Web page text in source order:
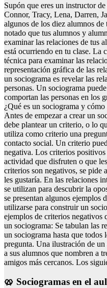
Supón que eres un instructor
Connor, Tracy, Lena, Darren,
algunos de los diez alumnos de
notado que tus alumnos y
examinar las relaciones de tus
está ocurriendo en tu clase. La
técnica para examinar las
representación gráfica de las
un sociograma es revelar las
personas. Un sociograma
comportan las personas en los
¿Qué es un sociograma y cómo
Antes de empezar a crear un
debe plantear un criterio, o lo
utiliza como criterio una
contacto social. Un criterio
negativa. Los criterios
actividad que disfruten o que
criterios son negativos, se pide
les gustaría. En las relaciones
se utilizan para descubrir la
se presentan algunos ejemplos
utilizarse para construir un
ejemplos de criterios negativos
un sociograma: Se tabulan las
un sociograma hasta que todos
pregunta. Una ilustración de
a sus alumnos que nombren a
amigos más cercanos. Los
🥨 Sociogramas en el